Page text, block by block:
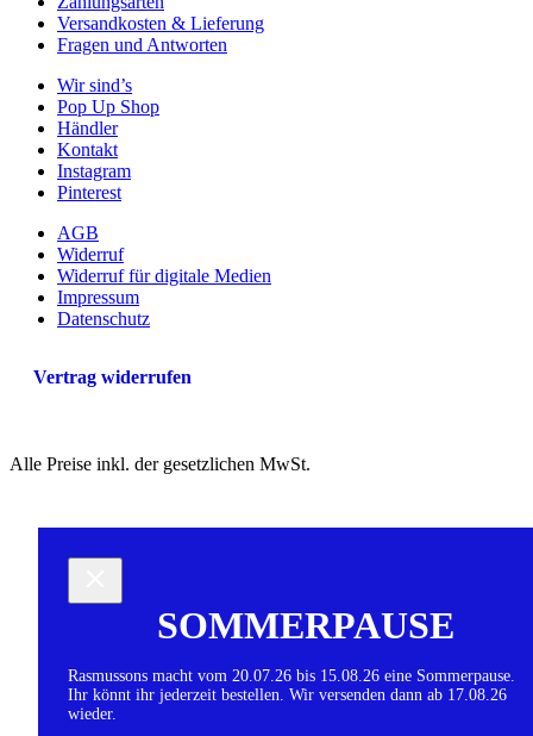
Versandkosten & Lieferung
Fragen und Antworten
Wir sind’s
Pop Up Shop
Händler
Kontakt
Instagram
Pinterest
AGB
Widerruf
Widerruf für digitale Medien
Impressum
Datenschutz
Vertrag widerrufen
Alle Preise inkl. der gesetzlichen MwSt.
SOMMERPAUSE
Rasmussons macht vom 20.07.26 bis 15.08.26 eine Sommerpause.
Ihr könnt ihr jederzeit bestellen. Wir versenden dann ab 17.08.26
wieder.